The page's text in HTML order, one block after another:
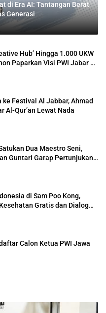
di Era AI: Tantangan Berat
Generasi
Hub’ Hingga 1.000 UKW
Paparkan Visi PWI Jabar di
Festival Al Jabbar, Ahmad
Al-Qur’an Lewat Nada
Dua Maestro Seni,
Guntari Garap Pertunjukan
di Sam Poo Kong,
Gratis dan Dialog
Calon Ketua PWI Jawa